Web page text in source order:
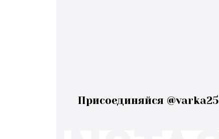
Присоединяйся @varka25